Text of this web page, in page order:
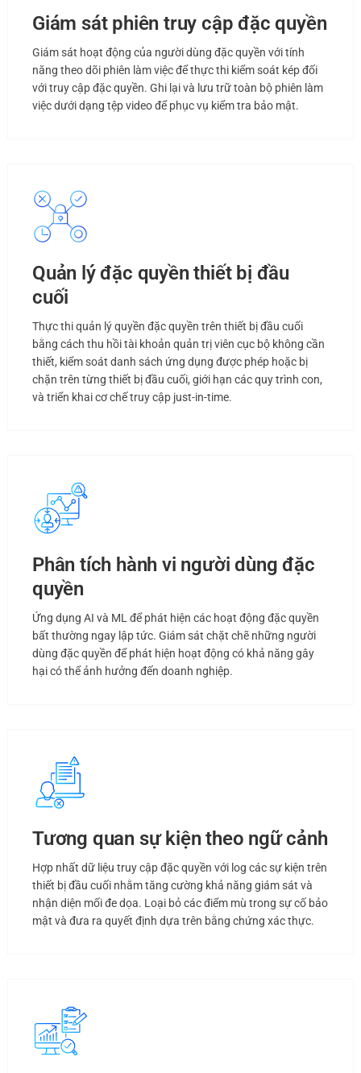
Giám sát phiên truy cập đặc quyền
Giám sát hoạt động của người dùng đặc quyền với tính
năng theo dõi phiên làm việc để thực thi kiểm soát kép đối
với truy cập đặc quyền. Ghi lại và lưu trữ toàn bộ phiên làm
việc dưới dạng tệp video để phục vụ kiểm tra bảo mật.
Quản lý đặc quyền thiết bị đầu
cuối
Thực thi quản lý quyền đặc quyền trên thiết bị đầu cuối
bằng cách thu hồi tài khoản quản trị viên cục bộ không cần
thiết, kiểm soát danh sách ứng dụng được phép hoặc bị
chặn trên từng thiết bị đầu cuối, giới hạn các quy trình con,
và triển khai cơ chế truy cập just-in-time.
Phân tích hành vi người dùng đặc
quyền
Ứng dụng AI và ML để phát hiện các hoạt động đặc quyền
bất thường ngay lập tức. Giám sát chặt chẽ những người
dùng đặc quyền để phát hiện hoạt động có khả năng gây
hại có thể ảnh hưởng đến doanh nghiệp.
Tương quan sự kiện theo ngữ cảnh
Hợp nhất dữ liệu truy cập đặc quyền với log các sự kiện trên
thiết bị đầu cuối nhằm tăng cường khả năng giám sát và
nhận diện mối đe dọa. Loại bỏ các điểm mù trong sự cố bảo
mật và đưa ra quyết định dựa trên bằng chứng xác thực.